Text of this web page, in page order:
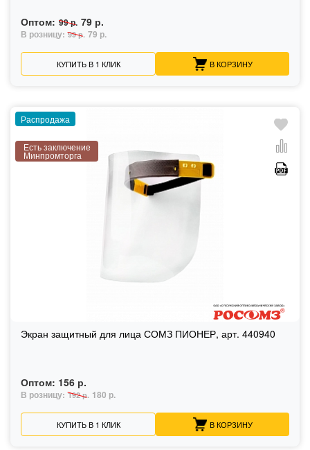
Оптом: 99 р. 79 р.
В розницу: 99 р. 79 р.
КУПИТЬ В 1 КЛИК В КОРЗИНУ
Распродажа
Есть заключение
Минпромторга
Экран защитный для лица СОМЗ ПИОНЕР, арт. 440940
Оптом: 156 р.
В розницу: 192 р. 180 р.
КУПИТЬ В 1 КЛИК В КОРЗИНУ